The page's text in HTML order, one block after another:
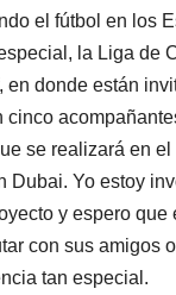
el fútbol en los
la Liga de
en donde están
cinco
se realizará en el
Dubai. Yo estoy
y espero que
con sus amigos
tan especial.